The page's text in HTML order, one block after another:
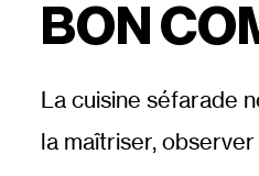
BON
La cuisine séfarade
la maîtriser,